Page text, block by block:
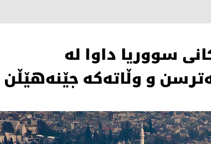
سووریا داوا لە
و وڵاتەکە جێنەهێڵن